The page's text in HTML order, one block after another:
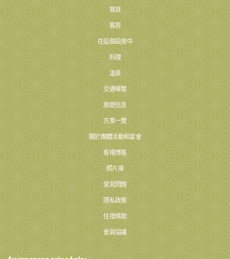
首頁
客房
在這個設施中
料理
溫泉
交通導覽
旅遊信息
方案一覽
關於團體活動和宴會
客棧博客
照片庫
常見問題
隱私政策
住宿條款
會員協議